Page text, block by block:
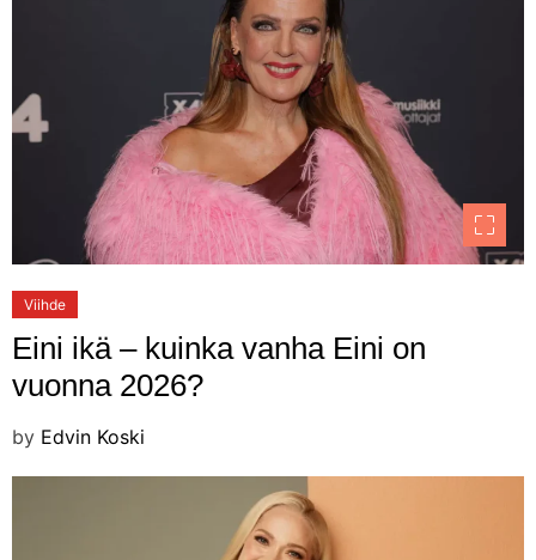
Viihde
Eini ikä – kuinka vanha Eini on
vuonna 2026?
by Edvin Koski